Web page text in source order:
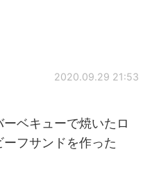
2020.09.29 21:53
ベキューで焼いたロ
フサンドを作った